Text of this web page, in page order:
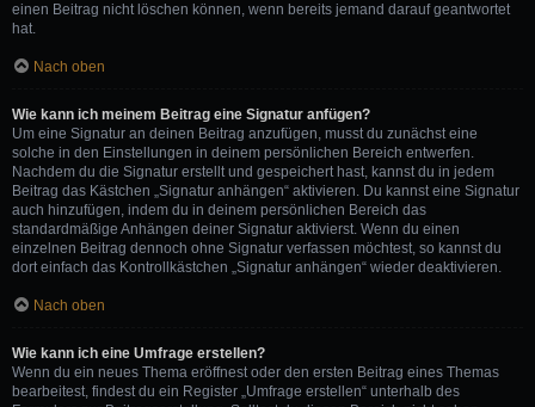
einen Beitrag nicht löschen können, wenn bereits jemand darauf geantwortet
hat.
Nach oben
Wie kann ich meinem Beitrag eine Signatur anfügen?
Um eine Signatur an deinen Beitrag anzufügen, musst du zunächst eine
solche in den Einstellungen in deinem persönlichen Bereich entwerfen.
Nachdem du die Signatur erstellt und gespeichert hast, kannst du in jedem
Beitrag das Kästchen „Signatur anhängen“ aktivieren. Du kannst eine Signatur
auch hinzufügen, indem du in deinem persönlichen Bereich das
standardmäßige Anhängen deiner Signatur aktivierst. Wenn du einen
einzelnen Beitrag dennoch ohne Signatur verfassen möchtest, so kannst du
dort einfach das Kontrollkästchen „Signatur anhängen“ wieder deaktivieren.
Nach oben
Wie kann ich eine Umfrage erstellen?
Wenn du ein neues Thema eröffnest oder den ersten Beitrag eines Themas
bearbeitest, findest du ein Register „Umfrage erstellen“ unterhalb des